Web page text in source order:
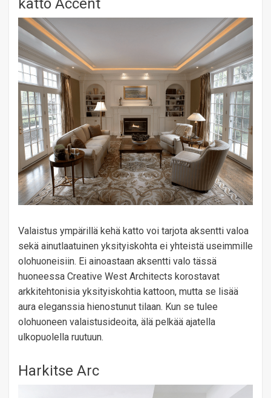
katto Accent
Valaistus ympärillä kehä katto voi tarjota aksentti valoa
sekä ainutlaatuinen yksityiskohta ei yhteistä useimmille
olohuoneisiin. Ei ainoastaan ​​aksentti valo tässä
huoneessa Creative West Architects korostavat
arkkitehtonisia yksityiskohtia kattoon, mutta se lisää
aura eleganssia hienostunut tilaan. Kun se tulee
olohuoneen valaistusideoita, älä pelkää ajatella
ulkopuolella ruutuun.
Harkitse Arc